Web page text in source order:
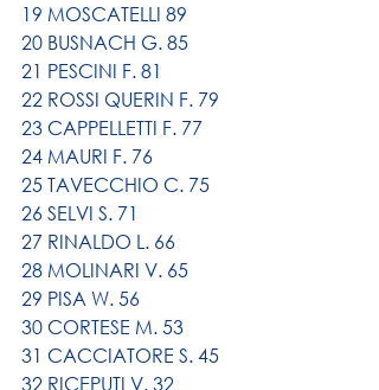
19 MOSCATELLI 89
20 BUSNACH G. 85
21 PESCINI F. 81
22 ROSSI QUERIN F. 79
23 CAPPELLETTI F. 77
24 MAURI F. 76
25 TAVECCHIO C. 75
26 SELVI S. 71
27 RINALDO L. 66
28 MOLINARI V. 65
29 PISA W. 56
30 CORTESE M. 53
31 CACCIATORE S. 45
32 RICEPUTI V. 32